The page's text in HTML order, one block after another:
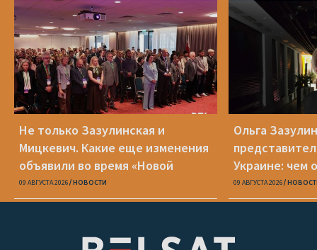
Не только Зазулинская и
Мицкевич. Какие еще изменения
объявили во время «Новой
Беларуси»
09 АВГУСТА 2026 НОВОСТИ
Ольга
Украине: чем
ОПК
09 АВГУСТА 2026